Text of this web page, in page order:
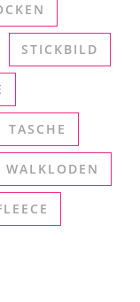
STICKBILD
TASCHE
WALKLODEN